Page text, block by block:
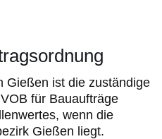
Gießen ist die zuständige
für Bauaufträge
wenn die
Gießen liegt.